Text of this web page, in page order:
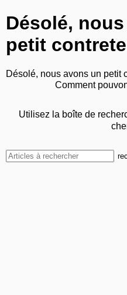
Désolé,
petit
Désolé, nous avons un petit
Comment
Utilisez la boîte de